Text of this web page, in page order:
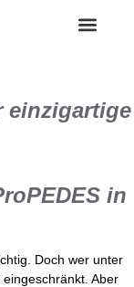
einzigartige
in
Doch wer unter
Aber